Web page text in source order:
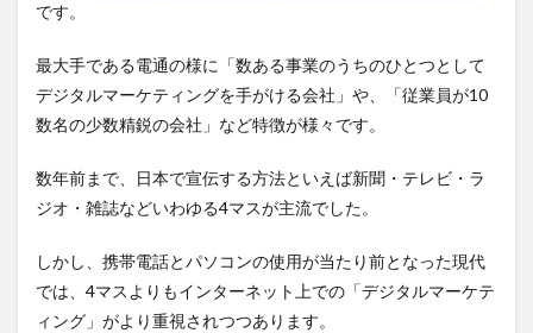
ジェ
ント
4
バー
ズ
アイ
レッ
プ
です。
最大手である電通の様に「数ある事業のうちのひとつとして
デジタルマーケティングを手がける会社」や、「従業員が10
数名の少数精鋭の会社」など特徴が様々です。
数年前まで、日本で宣伝する方法といえば新聞・テレビ・ラ
ジオ・雑誌などいわゆる4マスが主流でした。
しかし、携帯電話とパソコンの使用が当たり前となった現代
では、4マスよりもインターネット上での「デジタルマーケテ
ィング」がより重視されつつあります。